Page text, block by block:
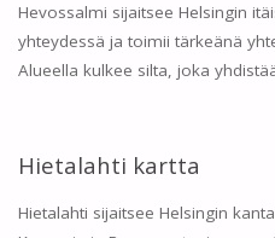
Hevossalmi sijaitsee Helsingin
yhteydessä ja toimii tärkeänä
Alueella kulkee silta, joka
Hietalahti kartta
Hietalahti sijaitsee Helsingin